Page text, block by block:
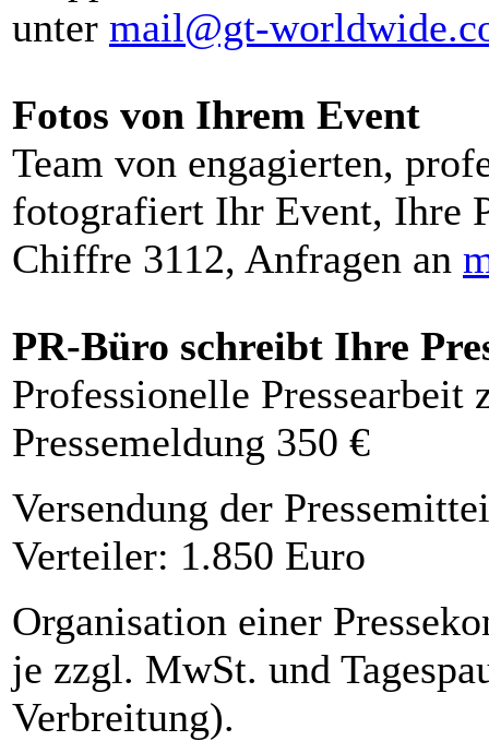
unter mail@gt-
Fotos von Ihrem Event
Team von engagierten,
fotografiert Ihr Event, Ihre
Chiffre 3112, Anfragen an
PR-Büro schreibt Ihre
Professionelle Pressearbeit
Pressemeldung 350 €
Versendung der
Verteiler: 1.850 Euro
Organisation einer
je zzgl. MwSt. und
Verbreitung).